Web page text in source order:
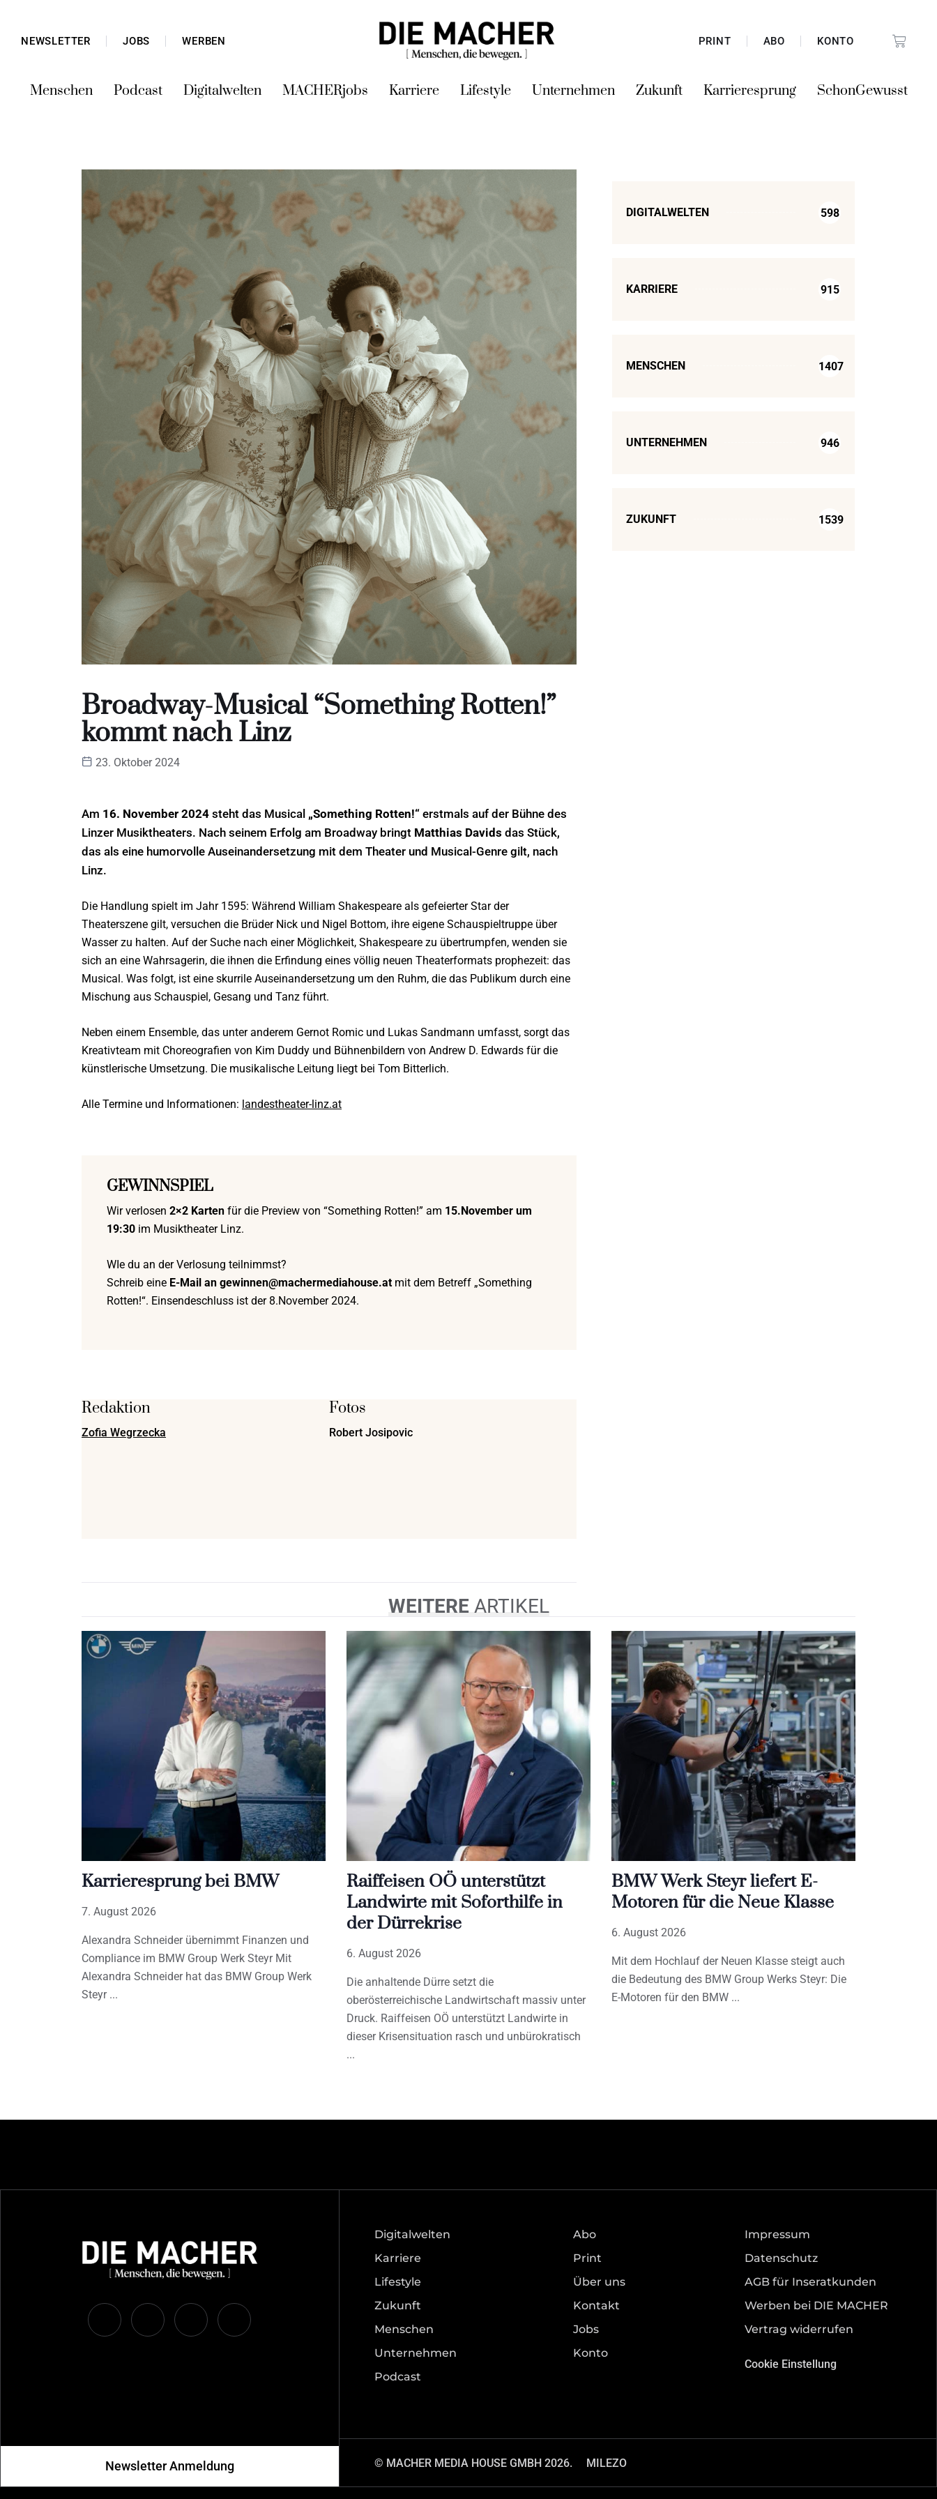
NEWSLETTER JOBS WERBEN PRINT ABO KONTO
Menschen Podcast Digitalwelten MACHERjobs Karriere Lifestyle Unternehmen Zukunft Karrieresprung SchonGewusst
Broadway-Musical “Something Rotten!”
kommt nach Linz
23. Oktober 2024
Am 16. November 2024 steht das Musical „Something Rotten!“ erstmals auf der Bühne des
Linzer Musiktheaters. Nach seinem Erfolg am Broadway bringt Matthias Davids das Stück,
das als eine humorvolle Auseinandersetzung mit dem Theater und Musical-Genre gilt, nach
Linz.
Die Handlung spielt im Jahr 1595: Während William Shakespeare als gefeierter Star der
Theaterszene gilt, versuchen die Brüder Nick und Nigel Bottom, ihre eigene Schauspieltruppe über
Wasser zu halten. Auf der Suche nach einer Möglichkeit, Shakespeare zu übertrumpfen, wenden sie
sich an eine Wahrsagerin, die ihnen die Erfindung eines völlig neuen Theaterformats prophezeit: das
Musical. Was folgt, ist eine skurrile Auseinandersetzung um den Ruhm, die das Publikum durch eine
Mischung aus Schauspiel, Gesang und Tanz führt.
Neben einem Ensemble, das unter anderem Gernot Romic und Lukas Sandmann umfasst, sorgt das
Kreativteam mit Choreografien von Kim Duddy und Bühnenbildern von Andrew D. Edwards für die
künstlerische Umsetzung. Die musikalische Leitung liegt bei Tom Bitterlich.
Alle Termine und Informationen: landestheater-linz.at
GEWINNSPIEL
Wir verlosen 2×2 Kartenfür die Preview von “Something Rotten!” am 15.November um
19:30im Musiktheater Linz.
WIe du an der Verlosung teilnimmst?
Schreib eine E-Mail an gewinnen@machermediahouse.atmit dem Betreff „Something
Rotten!“. Einsendeschluss ist der 8.November 2024.
Redaktion
Zofia Wegrzecka
Fotos
Robert Josipovic
DIGITALWELTEN 598
KARRIERE 915
MENSCHEN 1407
UNTERNEHMEN 946
ZUKUNFT 1539
WEITEREARTIKEL
Karrieresprung bei BMW
7. August 2026
Alexandra Schneider übernimmt Finanzen und
Compliance im BMW Group Werk Steyr Mit
Alexandra Schneider hat das BMW Group Werk
Steyr
Raiffeisen OÖ unterstützt
Landwirte mit Soforthilfe in
der Dürrekrise
6. August 2026
Die anhaltende Dürre setzt die
oberösterreichische Landwirtschaft massiv unter
Druck. Raiffeisen OÖ unterstützt Landwirte in
dieser Krisensituation rasch und unbürokratisch
BMW Werk Steyr liefert E-
Motoren für die Neue Klasse
6. August 2026
Mit dem Hochlauf der Neuen Klasse steigt auch
die Bedeutung des BMW Group Werks Steyr: Die
E-Motoren für den BMW
Newsletter Anmeldung
Digitalwelten
Karriere
Lifestyle
Zukunft
Menschen
Unternehmen
Podcast
Abo
Print
Über uns
Kontakt
Jobs
Konto
Impressum
Datenschutz
AGB für Inseratkunden
Werben bei DIE MACHER
Vertrag widerrufen
Cookie Einstellung
© MACHER MEDIA HOUSE GMBH 2026. MILEZO